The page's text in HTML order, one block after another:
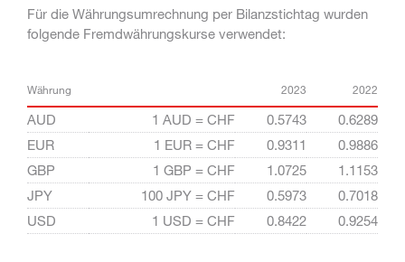
Für die Währungsumrechnung per Bilanzstichtag wurden
folgende Fremdwährungskurse verwendet:
Währung 2023 2022
AUD 1 AUD = CHF 0.5743
0.6289
EUR
1 EUR = CHF 0.9311
0.9886
GBP
1 GBP = CHF 1.0725
1.1153
JPY
100 JPY = CHF 0.5973
0.7018
USD
1 USD = CHF 0.8422 0.9254